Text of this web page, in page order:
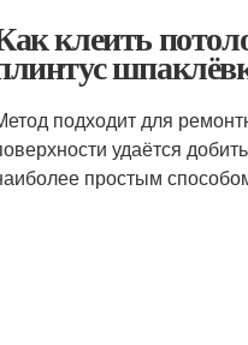
клеить
подходит для
удаётся
простым